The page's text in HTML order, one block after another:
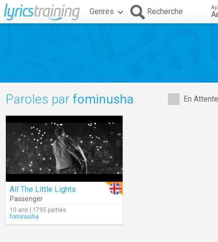
Genres Recherche
En
Paroles par fominusha
All The Little Lights
Passenger
10 ans | 1795 parties
fominusha